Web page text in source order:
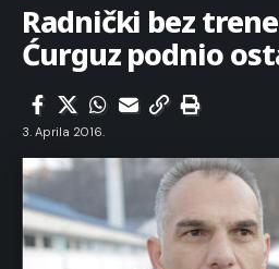
Radnički bez
Ćurguz podnio
3. Aprila 2016.